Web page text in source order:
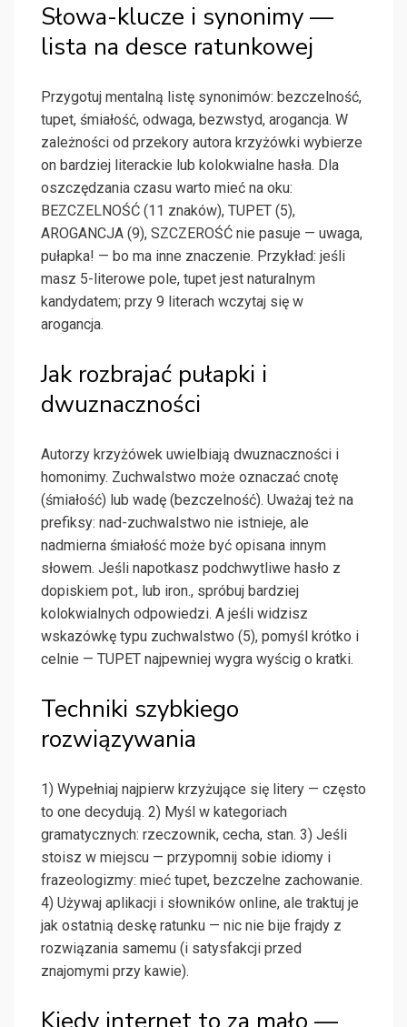
Słowa-klucze i synonimy —
lista na desce ratunkowej
Przygotuj mentalną listę synonimów: bezczelność,
tupet, śmiałość, odwaga, bezwstyd, arogancja. W
zależności od przekory autora krzyżówki wybierze
on bardziej literackie lub kolokwialne hasła. Dla
oszczędzania czasu warto mieć na oku:
BEZCZELNOŚĆ (11 znaków), TUPET (5),
AROGANCJA (9), SZCZEROŚĆ nie pasuje — uwaga,
pułapka! — bo ma inne znaczenie. Przykład: jeśli
masz 5-literowe pole, tupet jest naturalnym
kandydatem; przy 9 literach wczytaj się w
arogancja.
Jak rozbrajać pułapki i
dwuznaczności
Autorzy krzyżówek uwielbiają dwuznaczności i
homonimy. Zuchwalstwo może oznaczać cnotę
(śmiałość) lub wadę (bezczelność). Uważaj też na
prefiksy: nad-zuchwalstwo nie istnieje, ale
nadmierna śmiałość może być opisana innym
słowem. Jeśli napotkasz podchwytliwe hasło z
dopiskiem pot., lub iron., spróbuj bardziej
kolokwialnych odpowiedzi. A jeśli widzisz
wskazówkę typu zuchwalstwo (5), pomyśl krótko i
celnie — TUPET najpewniej wygra wyścig o kratki.
Techniki szybkiego
rozwiązywania
1) Wypełniaj najpierw krzyżujące się litery — często
to one decydują. 2) Myśl w kategoriach
gramatycznych: rzeczownik, cecha, stan. 3) Jeśli
stoisz w miejscu — przypomnij sobie idiomy i
frazeologizmy: mieć tupet, bezczelne zachowanie.
4) Używaj aplikacji i słowników online, ale traktuj je
jak ostatnią deskę ratunku — nic nie bije frajdy z
rozwiązania samemu (i satysfakcji przed
znajomymi przy kawie).